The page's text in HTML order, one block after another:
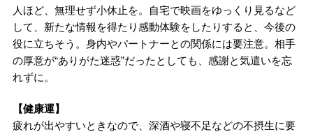
人ほど、無理せず小休止を。自宅で映画をゆっくり見るなど
して、新たな情報を得たり感動体験をしたりすると、今後の
役に立ちそう。身内やパートナーとの関係には要注意。相手
の厚意が“ありがた迷惑”だったとしても、感謝と気遣いを忘
れずに。
【健康運】
疲れが出やすいときなので、深酒や寝不足などの不摂生に要